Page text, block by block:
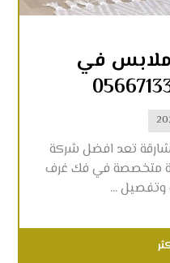
ملابس في
تعد افضل شركة
متخصصة في فك غرف
وتفصيل ...